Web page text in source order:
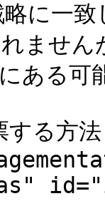
に一
れませ
ある可
する方